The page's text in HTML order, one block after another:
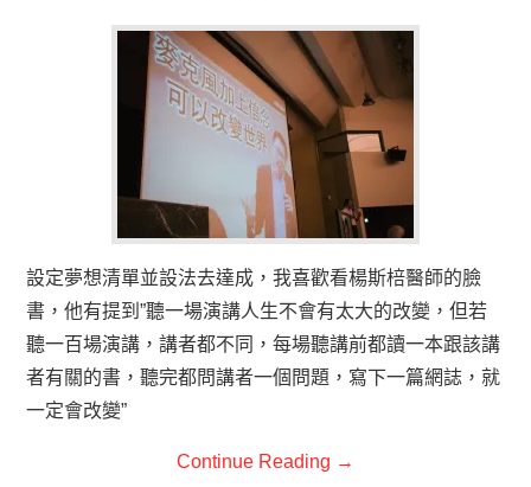
主婦碎碎念
設定夢想清單並設法去達成，我喜歡看楊斯棓醫師的臉
書，他有提到”聽一場演講人生不會有太大的改變，但若
聽一百場演講，講者都不同，每場聽講前都讀一本跟該講
者有關的書，聽完都問講者一個問題，寫下一篇網誌，就
一定會改變”
Continue Reading →